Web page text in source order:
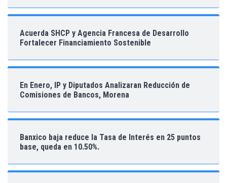
Acuerda SHCP y Agencia Francesa de Desarrollo
Fortalecer Financiamiento Sostenible
En Enero, IP y Diputados Analizaran Reducción de
Comisiones de Bancos, Morena
Banxico baja reduce la Tasa de Interés en 25 puntos
base, queda en 10.50%.